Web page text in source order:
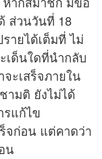
ส่วนวันที่ 18
ายได้เต็มที่ ไม่
เด็นใดที่นำกลับ
ะเสร็จภายใน
ามติ ยังไม่ได้
รแก้ไข
จก่อน แต่คาดว่า
น